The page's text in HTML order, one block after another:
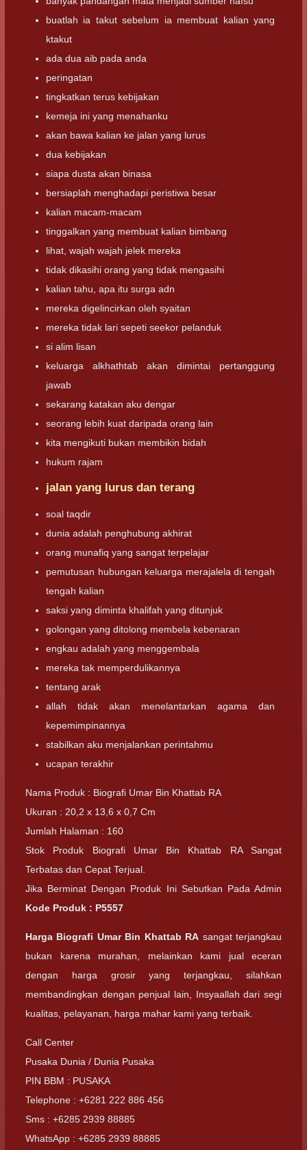
buatlah ia takut sebelum ia membuat kalian yang
ktakut
ada dua aib pada anda
peringatan
tingkatkan terus kebijakan
kemeja ini yang menahanku
akan bawa kalian ke jalan yang lurus
dua kebijakan
siapa dusta akan binasa
bersiaplah menghadapi peristiwa besar
kalian macam-macam
tinggalkan yang membuat kalian bimbang
lihat, wajah wajah jelek mereka
tidak dikasihi orang yang tidak mengasihi
kalian tahu, apa itu surga adn
mereka digelincirkan oleh syaitan
mereka tidak lari sepeti seekor pelanduk
si alim lisan
keluarga alkhathtab akan dimintai pertanggung
jawab
sekarang katakan aku dengar
seorang lebih kuat daripada orang lain
kita mengikuti bukan membikin bidah
hukum rajam
jalan yang lurus dan terang
soal taqdir
dunia adalah penghubung akhirat
orang munafiq yang sangat terpelajar
pemutusan hubungan keluarga merajalela di tengah
tengah kalian
saksi yang diminta khalifah yang ditunjuk
golongan yang ditolong membela kebenaran
engkau adalah yang menggembala
mereka tak memperdulikannya
tentang arak
allah tidak akan menelantarkan agama dan
kepemimpinannya
stabilkan aku menjalankan perintahmu
ucapan terakhir
Nama Produk : Biografi Umar Bin Khattab RA
Ukuran : 20,2 x 13,6 x 0,7 Cm
Jumlah Halaman : 160
Stok Produk Biografi Umar Bin Khattab RA Sangat
Terbatas dan Cepat Terjual.
Jika Berminat Dengan Produk Ini Sebutkan Pada Admin
Kode Produk : P5557
Harga Biografi Umar Bin Khattab RA sangat terjangkau
bukan karena murahan, melainkan kami jual eceran
dengan harga grosir yang terjangkau, silahkan
membandingkan dengan penjual lain, Insyaallah dari segi
kualitas, pelayanan, harga mahar kami yang terbaik.
Call Center
Pusaka Dunia / Dunia Pusaka
PIN BBM : PUSAKA
Telephone : +6281 222 886 456
Sms : +6285 2939 88885
WhatsApp : +6285 2939 88885